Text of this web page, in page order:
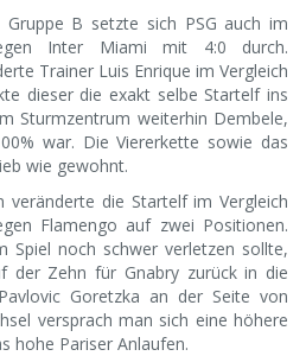
B setzte sich PSG auch im
Inter Miami mit 4:0 durch.
Trainer Luis Enrique im Vergleich
dieser die exakt selbe Startelf ins
Sturmzentrum weiterhin Dembele,
war. Die Viererkette sowie das
wie gewohnt.
veränderte die Startelf im Vergleich
Flamengo auf zwei Positionen.
Spiel noch schwer verletzen sollte,
der Zehn für Gnabry zurück in die
Goretzka an der Seite von
versprach man sich eine höhere
hohe Pariser Anlaufen.